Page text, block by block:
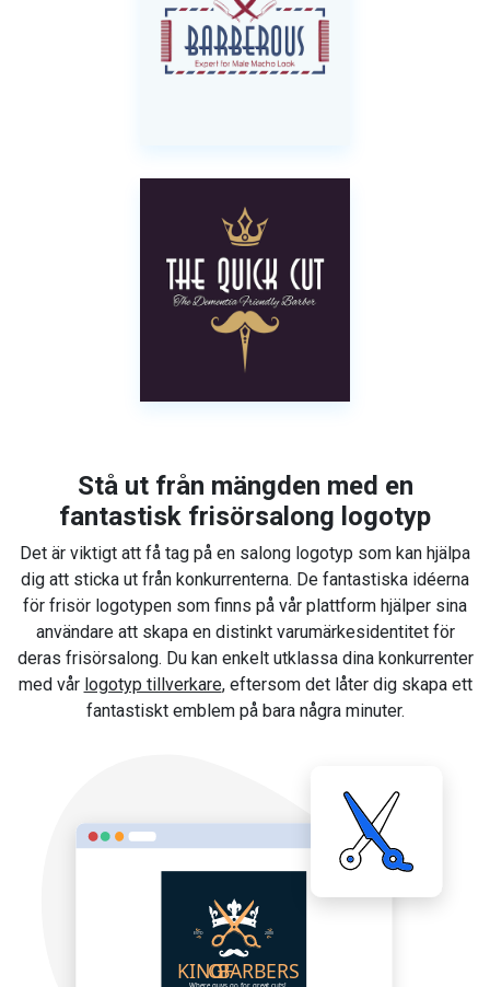
Stå ut från mängden med en
fantastisk frisörsalong logotyp
Det är viktigt att få tag på en salong logotyp som kan hjälpa
dig att sticka ut från konkurrenterna. De fantastiska idéerna
för frisör logotypen som finns på vår plattform hjälper sina
användare att skapa en distinkt varumärkesidentitet för
deras frisörsalong. Du kan enkelt utklassa dina konkurrenter
med vår logotyp tillverkare, eftersom det låter dig skapa ett
fantastiskt emblem på bara några minuter.